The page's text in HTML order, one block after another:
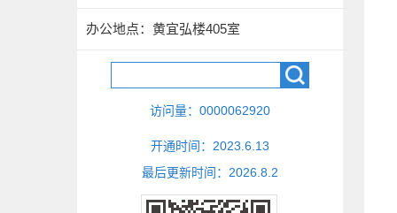
办公地点：黄宜弘楼405室
访问量： 0000062920
开通时间： 2023 6 13
最后更新时间： 2026 8 2